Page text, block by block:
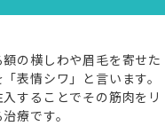
の横しわや眉毛を寄せた
表情シワ」と言います。
することでその筋肉をリ
療です。